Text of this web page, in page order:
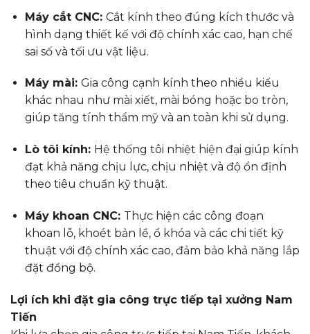
Máy cắt CNC: Cắt kính theo đúng kích thước và
hình dạng thiết kế với độ chính xác cao, hạn chế
sai số và tối ưu vật liệu.
Máy mài: Gia công cạnh kính theo nhiều kiểu
khác nhau như mài xiết, mài bóng hoặc bo tròn,
giúp tăng tính thẩm mỹ và an toàn khi sử dụng.
Lò tôi kính: Hệ thống tôi nhiệt hiện đại giúp kính
đạt khả năng chịu lực, chịu nhiệt và độ ổn định
theo tiêu chuẩn kỹ thuật.
Máy khoan CNC: Thực hiện các công đoạn
khoan lỗ, khoét bản lề, ổ khóa và các chi tiết kỹ
thuật với độ chính xác cao, đảm bảo khả năng lắp
đặt đồng bộ.
Lợi ích khi đặt gia công trực tiếp tại xưởng Nam
Tiến